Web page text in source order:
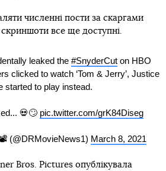
численні пости за скаргами
все ще доступні.
leaked the #SnyderCut on HBO
clicked to watch ‘Tom & Jerry’, Justice
started to play instead.
💀🙄 pic.twitter.com/grK84Diseg
(@DRMovieNews1) March 8, 2021
Bros. Pictures опублікувала